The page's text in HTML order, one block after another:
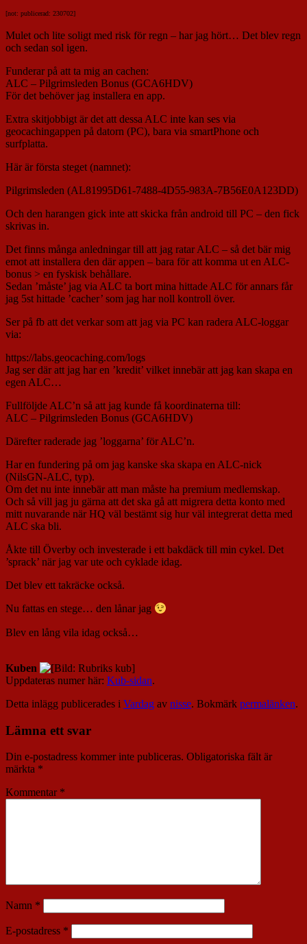
[not: publicerad: 230702]
Mulet och lite soligt med risk för regn – har jag hört… Det blev regn
och sedan sol igen.
Funderar på att ta mig an cachen:
ALC – Pilgrimsleden Bonus (GCA6HDV)
För det behöver jag installera en app.
Extra skitjobbigt är det att dessa ALC inte kan ses via
geocachingappen på datorn (PC), bara via smartPhone och
surfplatta.
Här är första steget (namnet):
Pilgrimsleden (AL81995D61-7488-4D55-983A-7B56E0A123DD)
Och den harangen gick inte att skicka från android till PC – den fick
skrivas in.
Det finns många anledningar till att jag ratar ALC – så det bär mig
emot att installera den där appen – bara för att komma ut en ALC-
bonus > en fyskisk behållare.
Sedan ’måste’ jag via ALC ta bort mina hittade ALC för annars får
jag 5st hittade ’cacher’ som jag har noll kontroll över.
Ser på fb att det verkar som att jag via PC kan radera ALC-loggar
via:
https://labs.geocaching.com/logs
Jag ser där att jag har en ’kredit’ vilket innebär att jag kan skapa en
egen ALC…
Fullföljde ALC’n så att jag kunde få koordinaterna till:
ALC – Pilgrimsleden Bonus (GCA6HDV)
Därefter raderade jag ’loggarna’ för ALC’n.
Har en fundering på om jag kanske ska skapa en ALC-nick
(NilsGN-ALC, typ).
Om det nu inte innebär att man måste ha premium medlemskap.
Och så vill jag ju gärna att det ska gå att migrera detta konto med
mitt nuvarande när HQ väl bestämt sig hur väl integrerat detta med
ALC ska bli.
Åkte till Överby och investerade i ett bakdäck till min cykel. Det
’sprack’ när jag var ute och cyklade idag.
Det blev ett takräcke också.
Nu fattas en stege… den lånar jag
Blev en lång vila idag också…
Kuben
Uppdateras numer här: Kub-sidan.
Detta inlägg publicerades i Vardag av nisse. Bokmärk permalänken.
Lämna ett svar
Din e-postadress kommer inte publiceras. Obligatoriska fält är
märkta *
Kommentar *
Namn *
E-postadress *